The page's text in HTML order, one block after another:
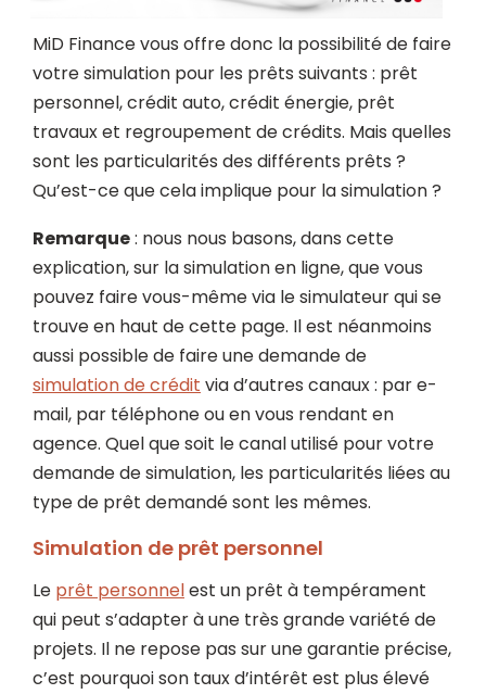
MiD Finance vous offre donc la possibilité de faire
votre simulation pour les prêts suivants : prêt
personnel, crédit auto, crédit énergie, prêt
travaux et regroupement de crédits. Mais quelles
sont les particularités des différents prêts ?
Qu’est-ce que cela implique pour la simulation ?
Remarque: nous nous basons, dans cette
explication, sur la simulation en ligne, que vous
pouvez faire vous-même via le simulateur qui se
trouve en haut de cette page. Il est néanmoins
aussi possible de faire une demande de
simulation de crédit via d’autres canaux : par e-
mail, par téléphone ou en vous rendant en
agence. Quel que soit le canal utilisé pour votre
demande de simulation, les particularités liées au
type de prêt demandé sont les mêmes.
Simulation de prêt personnel
Le prêt personnelest un prêt à tempérament
qui peut s’adapter à une très grande variété de
projets. Il ne repose pas sur une garantie précise,
c’est pourquoi son taux d’intérêt est plus élevé